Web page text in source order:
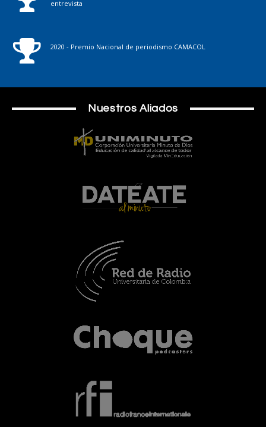
entrevista
2020 - Premio Nacional de periodismo CAMACOL
Nuestros Aliados